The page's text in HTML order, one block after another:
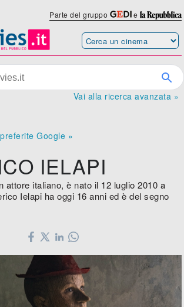
Parte del gruppo e
Vai alla ricerca avanzata »
Google »
IELAPI
attore italiano, è nato il 12 luglio 2010 a
Ielapi ha oggi 16 anni ed è del segno